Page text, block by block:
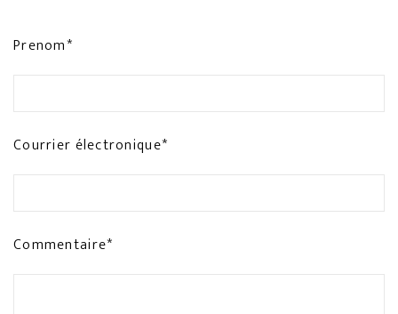
Prenom*
Courrier électronique*
Commentaire*